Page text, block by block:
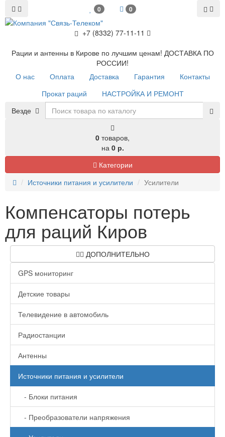
0 0
+7 (8332) 77-11-11
Рации и антенны в Кирове по лучшим ценам! ДОСТАВКА ПО
РОССИИ!
О нас
Оплата Доставка Гарантия
Контакты
Прокат раций
НАСТРОЙКА И РЕМОНТ
Везде
0 товаров,
на 0 р.
Категории
Источники питания и усилители
Усилители
Компенсаторы потерь
для раций Киров
ДОПОЛНИТЕЛЬНО
GPS мониторинг
Детские товары
Телевидение в автомобиль
Радиостанции
Антенны
Источники питания и усилители
- Блоки питания
- Преобразователи напряжения